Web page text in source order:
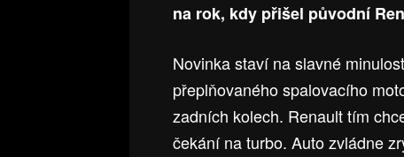
na rok, kdy přišel původní
Novinka staví na slavné
přeplňovaného spalovacího
zadních kolech. Renault tím
čekání na turbo. Auto zvládne